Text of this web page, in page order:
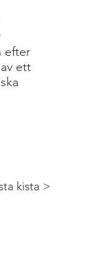
kista >
efter
ett